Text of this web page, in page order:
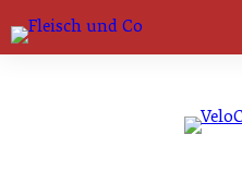
Marktführer